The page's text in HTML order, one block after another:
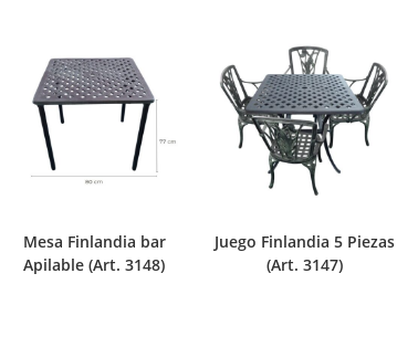
Mesa Finlandia bar
Apilable (Art. 3148)
Juego Finlandia 5 Piezas
(Art. 3147)